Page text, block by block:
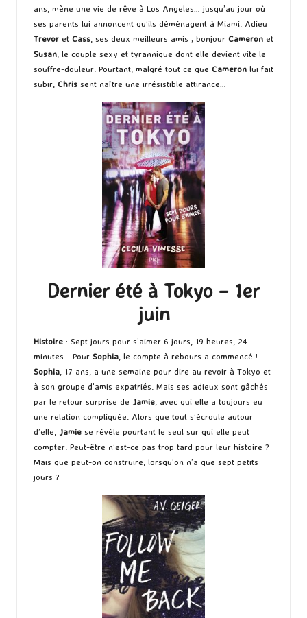
ans, mène une vie de rêve à Los Angeles… jusqu’au jour où
ses parents lui annoncent qu’ils déménagent à Miami. Adieu
Trevor et Cass, ses deux meilleurs amis ; bonjour Cameron et
Susan, le couple sexy et tyrannique dont elle devient vite le
souffre-douleur. Pourtant, malgré tout ce que Cameron lui fait
subir, Chris sent naître une irrésistible attirance…
Dernier été à Tokyo – 1er
juin
Histoire : Sept jours pour s’aimer 6 jours, 19 heures, 24
minutes… Pour Sophia , le compte à rebours a commencé !
Sophia , 17 ans, a une semaine pour dire au revoir à Tokyo et
à son groupe d’amis expatriés. Mais ses adieux sont gâchés
par le retour surprise de Jamie , avec qui elle a toujours eu
une relation compliquée. Alors que tout s’écroule autour
d’elle,
Jamie se révèle pourtant le seul sur qui elle peut
compter. Peut-être n’est-ce pas trop tard pour leur histoire ?
Mais que peut-on construire, lorsqu’on n’a que sept petits
jours ?